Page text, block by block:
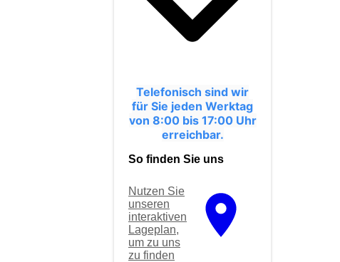
Telefonisch sind wir
für Sie jeden Werktag
von 8:00 bis 17:00 Uhr
erreichbar.
So finden Sie uns
Nutzen Sie
unseren
interaktiven
La­ge­plan,
um zu uns
zu finden